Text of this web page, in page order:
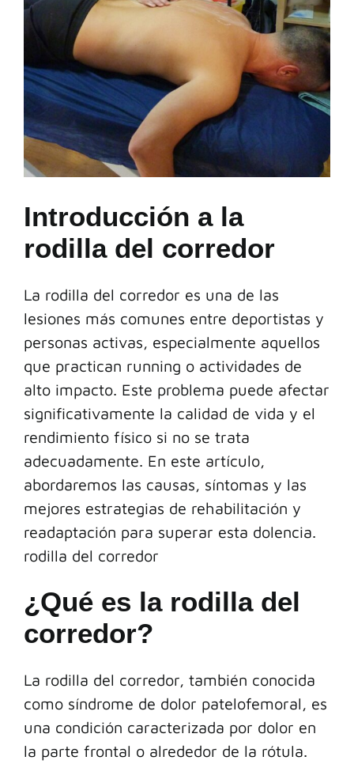
CONTACTO
Introducción a la
rodilla del corredor
La rodilla del corredor es una de las
lesiones más comunes entre deportistas y
personas activas, especialmente aquellos
que practican running o actividades de
alto impacto. Este problema puede afectar
significativamente la calidad de vida y el
rendimiento físico si no se trata
adecuadamente. En este artículo,
abordaremos las causas, síntomas y las
mejores estrategias de rehabilitación y
readaptación para superar esta dolencia.
rodilla del corredor
¿Qué es la rodilla del
corredor?
La rodilla del corredor, también conocida
como síndrome de dolor patelofemoral, es
una condición caracterizada por dolor en
la parte frontal o alrededor de la rótula.